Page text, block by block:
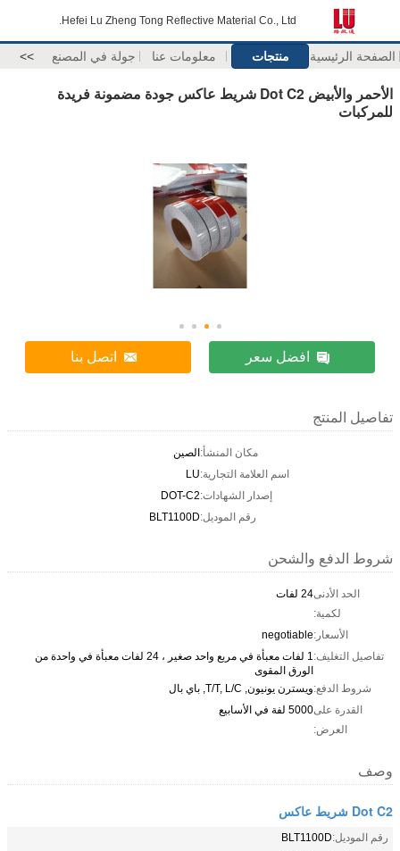
Hefei Lu Zheng Tong Reflective Material Co., Ltd.
الصفحة الرئيسية منتجات معلومات عنا جولة في المصنع >>
الأحمر والأبيض Dot C2 شريط عاكس جودة مضمونة فريدة
للمركبات
افضل سعر اتصل بنا
تفاصيل المنتج
مكان المنشأ:الصين
اسم العلامة التجارية:LU
إصدار الشهادات:DOT-C2
رقم الموديل:BLT1100D
شروط الدفع والشحن
الحد الأدنى
لكمية:
24 لفات
الأسعار:negotiable
تفاصيل التغليف:
1 لفات معبأة في مربع واحد صغير ، 24 لفات معبأة في واحدة من
الورق المقوى
شروط الدفع:ويسترن يونيون, T/T, L/C, باي بال
القدرة على
العرض:
5000 لفة في الأسابيع
وصف
Dot C2 شريط عاكس
رقم الموديل:BLT1100D